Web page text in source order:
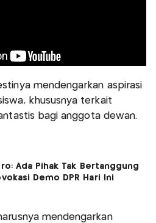
mendengarkan aspirasi
khususnya terkait
bagi anggota dewan.
Ada Pihak Tak Bertanggung
Demo DPR Hari Ini
mendengarkan